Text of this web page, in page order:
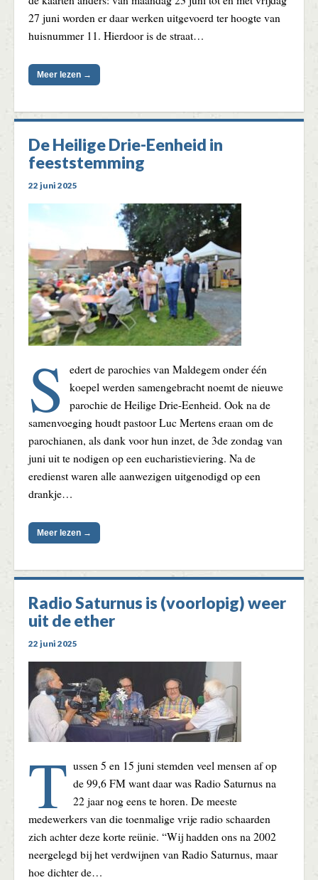
27 juni worden er daar werken uitgevoerd ter hoogte van
huisnummer 11. Hierdoor is de straat…
Meer lezen →
De Heilige Drie-Eenheid in
feeststemming
22 juni 2025
S
edert de parochies van Maldegem onder één
koepel werden samengebracht noemt de nieuwe
parochie de Heilige Drie-Eenheid. Ook na de
samenvoeging houdt pastoor Luc Mertens eraan om de
parochianen, als dank voor hun inzet, de 3de zondag van
juni uit te nodigen op een eucharistieviering. Na de
eredienst waren alle aanwezigen uitgenodigd op een
drankje…
Meer lezen →
Radio Saturnus is (voorlopig) weer
uit de ether
22 juni 2025
T ussen 5 en 15 juni stemden veel mensen af op
de 99,6 FM want daar was Radio Saturnus na
22 jaar nog eens te horen. De meeste
medewerkers van die toenmalige vrije radio schaarden
zich achter deze korte reünie. “Wij hadden ons na 2002
neergelegd bij het verdwijnen van Radio Saturnus, maar
hoe dichter de…